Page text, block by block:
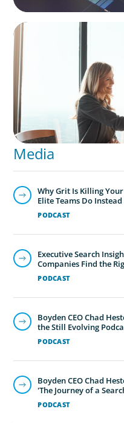
BLOG
The High-Stakes
Media
PODCAST
Why Grit Is Killing
Elite Teams Do
PODCAST
Executive Search
Companies Find the
PODCAST
Boyden CEO Chad
the Still Evolving
PODCAST
Boyden CEO Chad
'The Journey of a